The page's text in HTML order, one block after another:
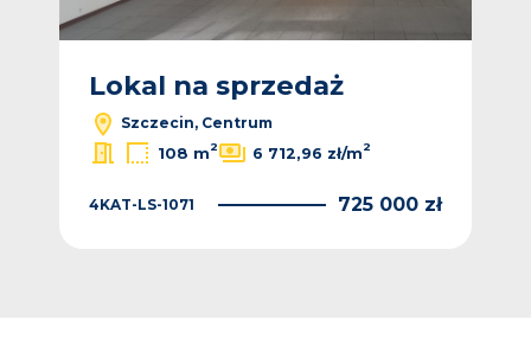
Lokal na sprzedaż
Szczecin, Centrum
108 m2 6 712,96 zł/m2
4KAT-LS-1071 725 000 zł